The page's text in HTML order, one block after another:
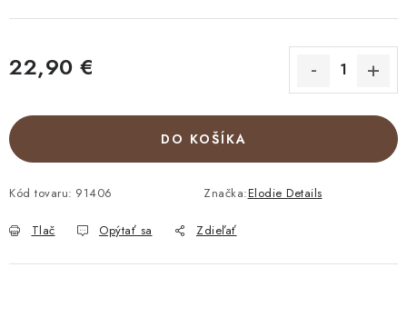
22,90 €
DO KOŠÍKA
Kód tovaru: 91406 Značka:Elodie Details
Tlač Opýtať sa Zdieľať